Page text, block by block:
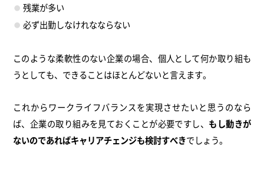
残業が多い
必ず出勤しなけれなならない
このような柔軟性のない企業の場合、個人として何か取り組も
うとしても、できることはほとんどないと言えます。
これからワークライフバランスを実現させたいと思うのなら
ば、企業の取り組みを見ておくことが必要ですし、 もし動きが
ないのであればキャリアチェンジも検討すべきでしょう。